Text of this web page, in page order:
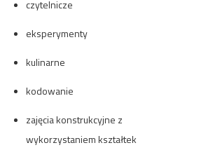
czytelnicze
eksperymenty
kulinarne
kodowanie
zajęcia konstrukcyjne z
wykorzystaniem kształtek